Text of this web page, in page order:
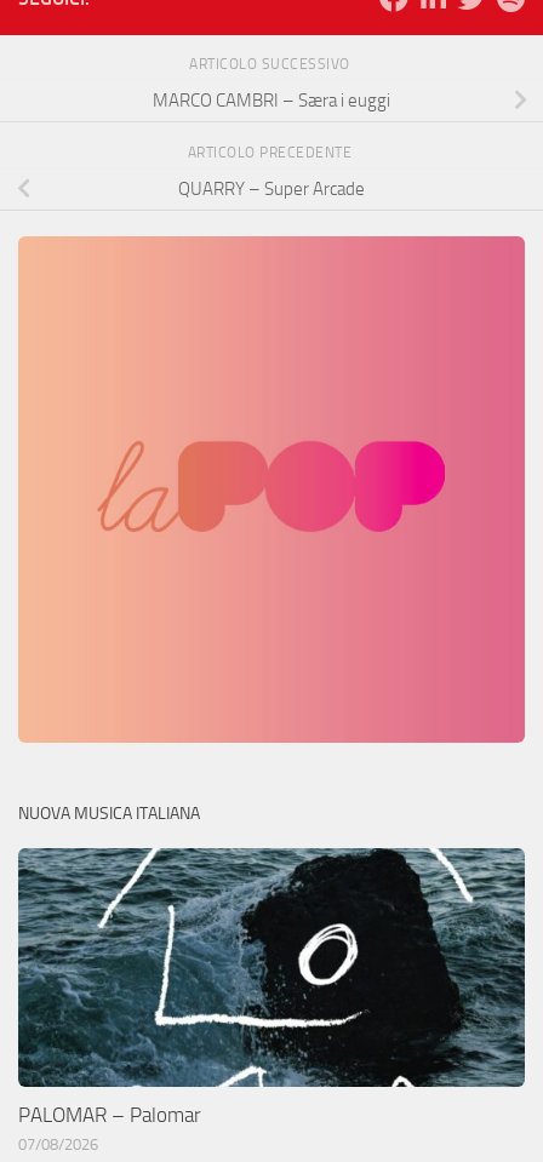
ARTICOLO SUCCESSIVO
MARCO CAMBRI – Særa i euggi
ARTICOLO PRECEDENTE
QUARRY – Super Arcade
NUOVA MUSICA ITALIANA
PALOMAR – Palomar
07/08/2026